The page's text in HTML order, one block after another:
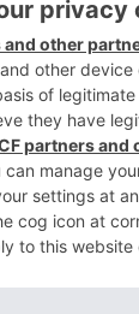
ha
de
han
casos que